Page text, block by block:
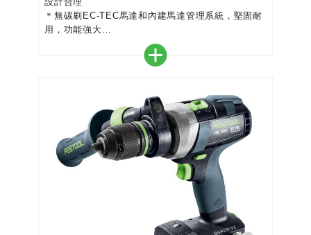
＊無碳刷EC-TEC馬達和內建馬達管理系統，堅固耐
用，功能強大
＊全電子扭矩設置，準確地擰鎖螺絲
＊FastFix 接口適用於 FastFix 夾頭和
＊理想的人體工學設計：緊密、輕便、最佳重心位置